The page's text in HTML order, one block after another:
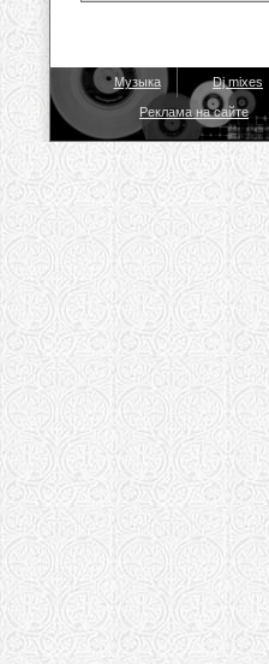
Музыка Dj mixes
Реклама на сайте